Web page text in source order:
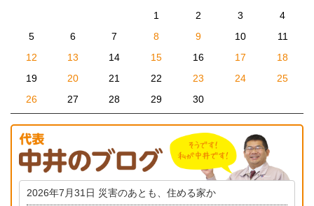
1
2 3
4
5
6 7 8 9 10
11
12
13 14 15 16 17
18
19
20 21 22 23 24
25
26
27 28 29 30
2026年7月31日 災害のあとも、住める家か